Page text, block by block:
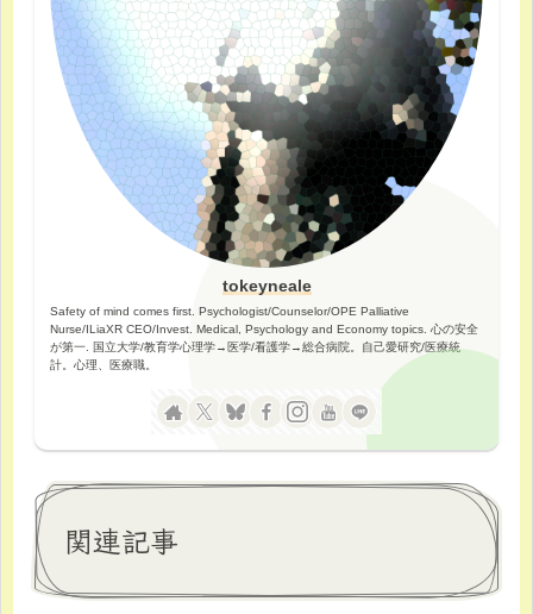
tokeyneale
Safety of mind comes first. Psychologist/Counselor/OPE Palliative
Nurse/ILiaXR CEO/Invest. Medical, Psychology and Economy topics. 心の安全
が第一. 国立大学/教育学心理学→医学/看護学→総合病院。自己愛研究/医療統
計。心理、医療職。
関連記事